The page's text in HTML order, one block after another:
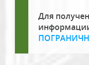
Для